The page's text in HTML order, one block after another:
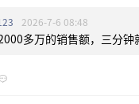
2026-7-6 08:48
多万的销售额，三分钟